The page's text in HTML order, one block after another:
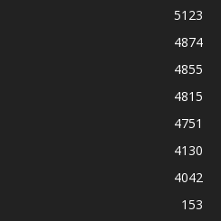
5123
4874
4855
4815
4751
4130
4042
153